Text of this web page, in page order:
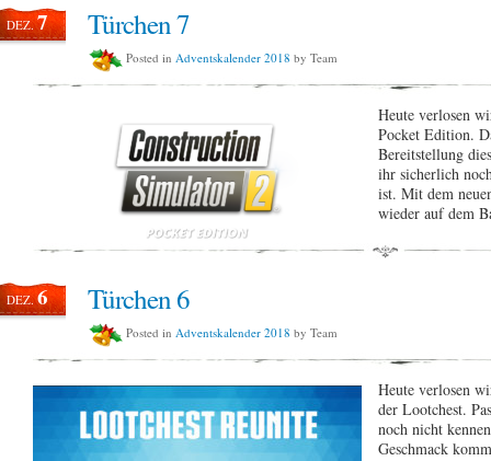
DEZ.7 Türchen 7
Posted in Adventskalender 2018 by Team
Heute verlosen
Pocket Edition.
Bereitstellung
ihr sicherlich
ist. Mit dem
wieder auf dem
DEZ.6 Türchen 6
Posted in Adventskalender 2018 by Team
Heute verlosen
der Lootchest.
noch nicht
Geschmack